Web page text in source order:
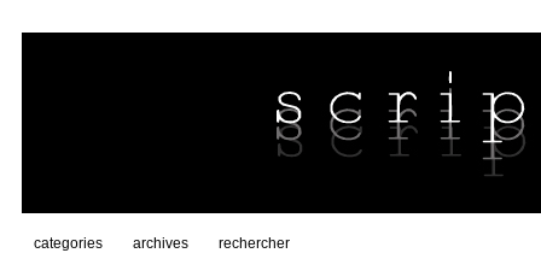
categories archives rechercher